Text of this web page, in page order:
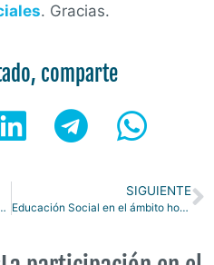
. Gracias.
comparte
de educación de calle
SIGUIENTE
Educación Social en el ámbito hospitalario